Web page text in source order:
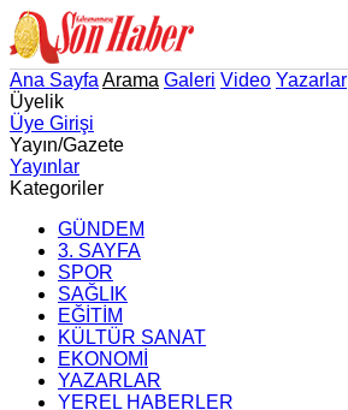
Ana Sayfa Arama Galeri Video Yazarlar
Üyelik
Üye Girişi
Yayın/Gazete
Yayınlar
Kategoriler
GÜNDEM
3. SAYFA
SPOR
SAĞLIK
EĞİTİM
KÜLTÜR SANAT
EKONOMİ
YAZARLAR
YEREL HABERLER